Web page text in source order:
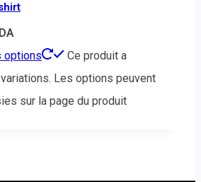
DA
options
Ce produit a
Les options peuvent
sur la page du produit